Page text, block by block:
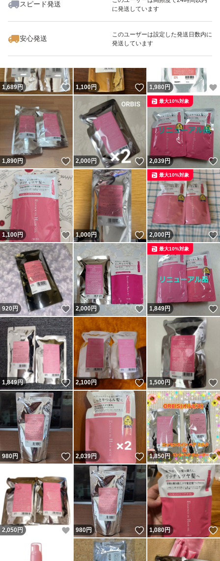
スピード発送
に発送しています
安心発送
このユーザーは設定した発送日数内に
発送しています
いいね！
1,150
1,689円 いいね！
1,100円 いいね！
1,980円
1,890円 いいね！
2,000円 いいね！
2,039円
最大10%対象
1,100円 いいね！
1,000円 いいね！
2,000円
最大10%対象
920円 いいね！
2,000円 いいね！
1,849円
最大10%対象
1,849円 いいね！
2,100円 いいね！
1,500円
980円 いいね！
2,039円 いいね！
1,850円
2,050 円 いいね！
980円 いいね！
1,080円